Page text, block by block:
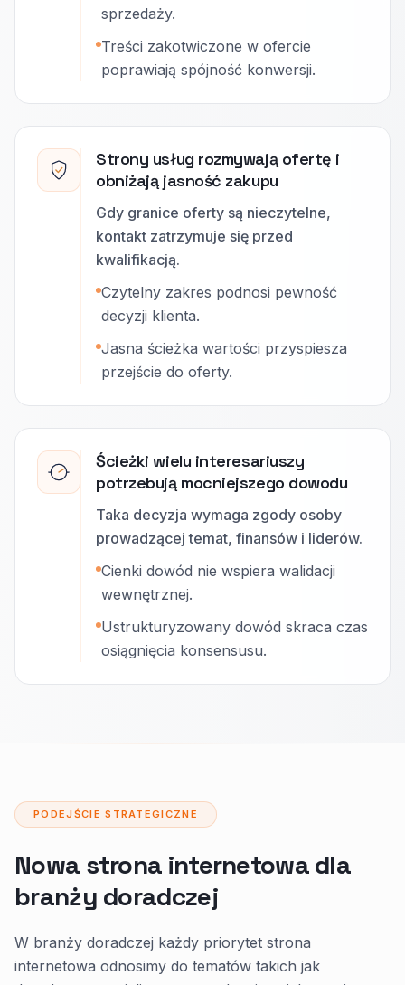
sprzedaży.
Treści zakotwiczone w ofercie
poprawiają spójność konwersji.
Strony usług rozmywają ofertę i
obniżają jasność zakupu
Gdy granice oferty są nieczytelne,
kontakt zatrzymuje się przed
kwalifikacją.
Czytelny zakres podnosi pewność
decyzji klienta.
Jasna ścieżka wartości przyspiesza
przejście do oferty.
Ścieżki wielu interesariuszy
potrzebują mocniejszego dowodu
Taka decyzja wymaga zgody osoby
prowadzącej temat, finansów i liderów.
Cienki dowód nie wspiera walidacji
wewnętrznej.
Ustrukturyzowany dowód skraca czas
osiągnięcia konsensusu.
PODEJŚCIE STRATEGICZNE
Nowa strona internetowa dla
branży doradczej
W branży doradczej każdy priorytet strona
internetowa odnosimy do tematów takich jak